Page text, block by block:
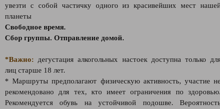
увезти с собой частичку одного из красивейших мест
планеты
Свободное время.
Сбор группы. Отправление домой.
*Важно: дегустация алкогольных настоек доступна только
лиц старше 18 лет.
* Маршруты предполагают физическую активность, участие
рекомендовано для тех, кто имеет ограничения по
Рекомендуется обувь на устойчивой подошве.